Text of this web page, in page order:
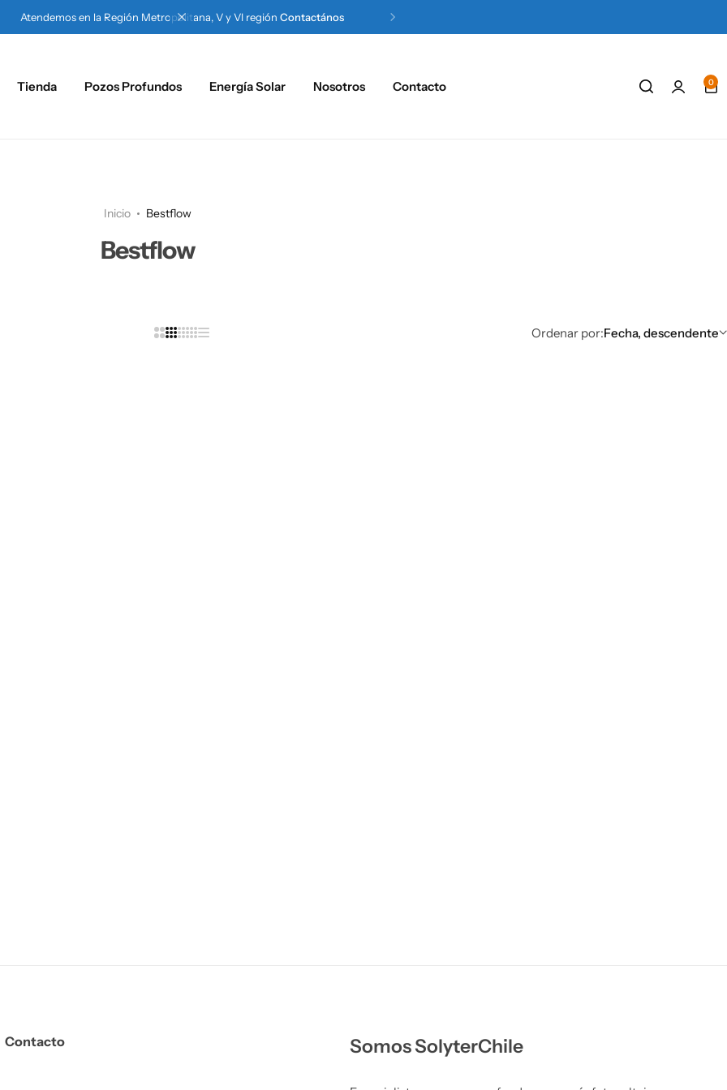
Atendemos en la Región Metropolitana, V y VI región Contactános
Tienda Pozos Profundos Energía Solar Nosotros Contacto 0
Inicio Bestflow
Bestflow
Ordenar por:Fecha, descendente
Contacto Somos SolyterChile